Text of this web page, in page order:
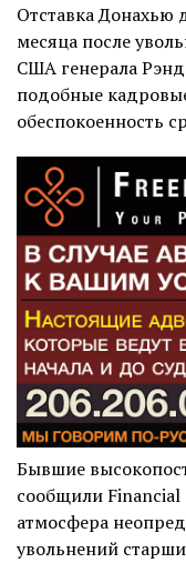
Отставка Донахью
месяца после
США генерала
подобные
обеспокоенность
Бывшие
сообщили Financial
атмосфера
увольнений